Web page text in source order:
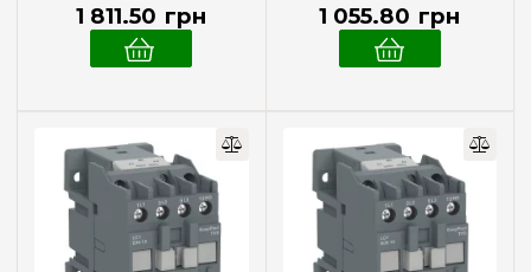
20 (2)
40(13)
50(7)
65(7)
Тип монтажу
DIN-рейка (99)
1 811.50 грн 1 055.80 грн